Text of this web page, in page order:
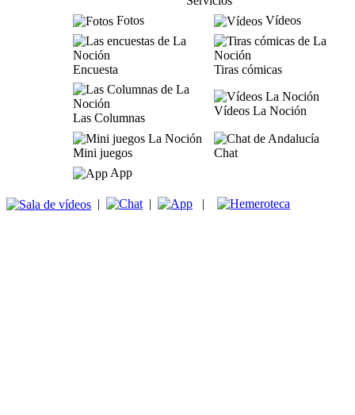
Fotos
Vídeos
Encuesta Tiras cómicas
Las Columnas
Vídeos La Noción
Mini juegos
Chat
App
| | |